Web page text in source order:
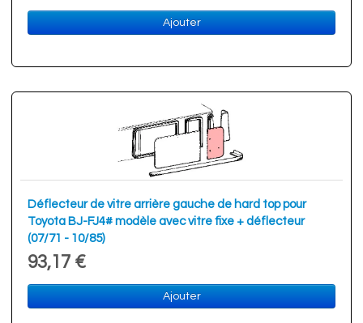
Ajouter
Déflecteur de vitre arrière gauche de hard top pour
Toyota BJ-FJ4# modèle avec vitre fixe + déflecteur
(07/71 - 10/85)
93,17 €
Ajouter